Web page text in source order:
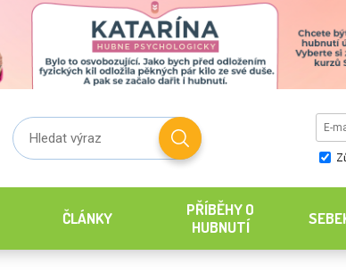
ČLÁNKY
PŘÍBĚHY O
HUBNUTÍ